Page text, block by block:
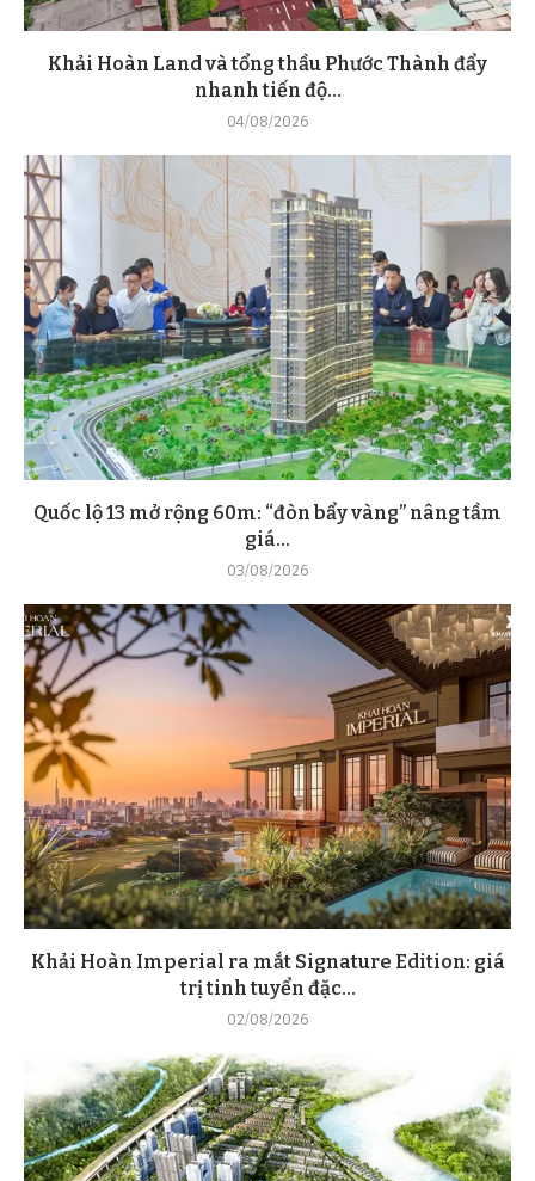
Khải Hoàn Land và tổng thầu Phước Thành đẩy
nhanh tiến độ...
04/08/2026
Quốc lộ 13 mở rộng 60m: “đòn bẩy vàng” nâng tầm
giá...
03/08/2026
Khải Hoàn Imperial ra mắt Signature Edition: giá
trị tinh tuyển đặc...
02/08/2026